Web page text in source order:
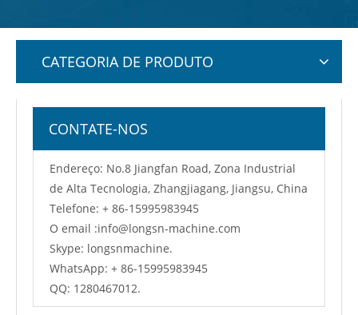
CATEGORIA DE PRODUTO
CONTATE-NOS
Endereço: No.8 Jiangfan Road, Zona Industrial
de Alta Tecnologia, Zhangjiagang, Jiangsu, China
Telefone: + 86-15995983945
O email :info@longsn-machine.com
Skype: longsnmachine.
WhatsApp: + 86-15995983945
QQ: 1280467012.